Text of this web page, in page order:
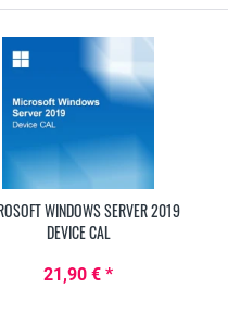
WINDOWS SERVER 2019
DEVICE CAL
21,90 € *